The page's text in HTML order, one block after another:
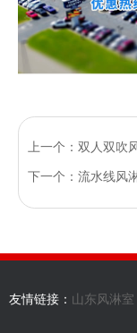
上一个：双人双吹
下一个：流水线风
友情链接： 山东风淋室